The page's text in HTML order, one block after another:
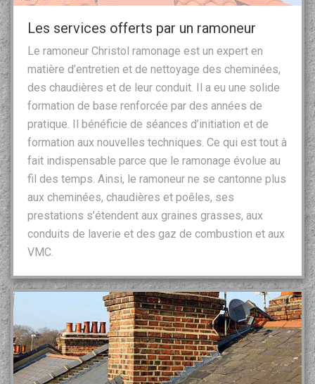
Les services offerts par un ramoneur
Le ramoneur Christol ramonage est un expert en
matière d’entretien et de nettoyage des cheminées,
des chaudières et de leur conduit. Il a eu une solide
formation de base renforcée par des années de
pratique. Il bénéficie de séances d’initiation et de
formation aux nouvelles techniques. Ce qui est tout à
fait indispensable parce que le ramonage évolue au
fil des temps. Ainsi, le ramoneur ne se cantonne plus
aux cheminées, chaudières et poêles, ses
prestations s’étendent aux graines grasses, aux
conduits de laverie et des gaz de combustion et aux
VMC.